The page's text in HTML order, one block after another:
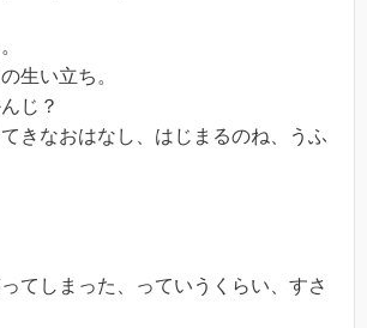
生い立ち。
じ？
てきなおはなし、はじまるのね、うふ
てしまった、っていうくらい、すさ